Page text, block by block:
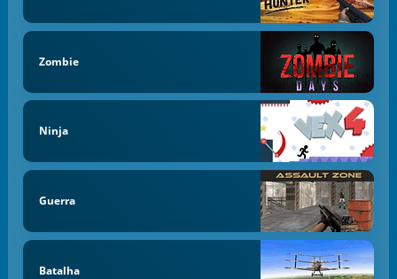
Zombie
Ninja
Guerra
Batalha